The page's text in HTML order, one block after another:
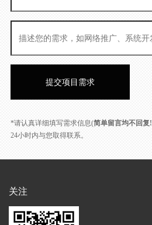
*请认真详细填写需求信息(简单留言均不回复!
24小时内与您取得联系。
关注